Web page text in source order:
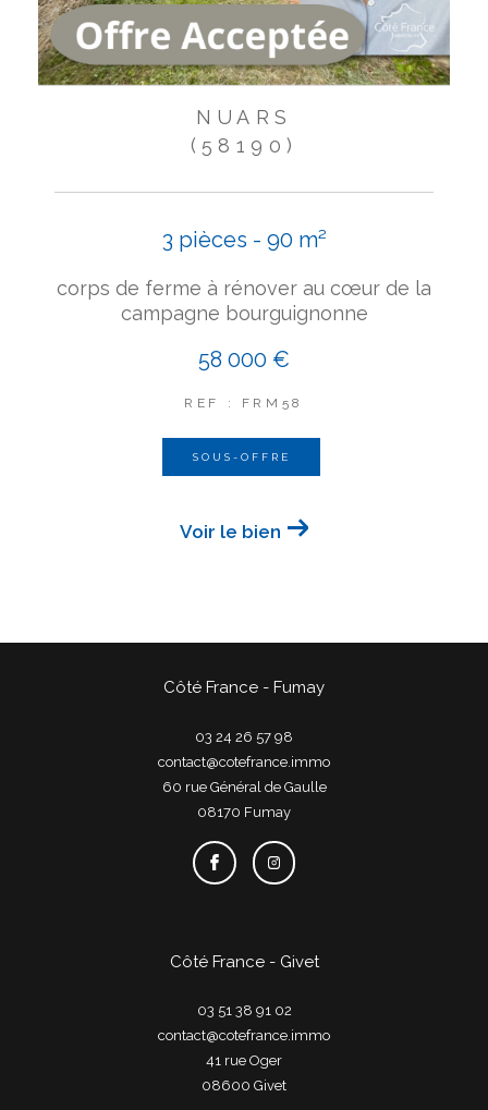
NUARS
(58190)
3 pièces - 90 m²
corps de ferme à rénover au cœur de la
campagne bourguignonne
58 000 €
REF : FRM58
SOUS-OFFRE
Voir le bien
Côté France - Fumay
03 24 26 57 98
contact@cotefrance.immo
60 rue Général de Gaulle
08170
fumay
Côté France - Givet
03 51 38 91 02
contact@cotefrance.immo
41 rue Oger
08600
givet